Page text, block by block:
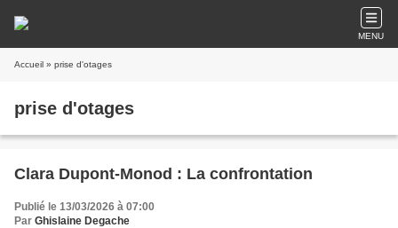
MENU
Accueil » prise d'otages
prise d'otages
Clara Dupont-Monod : La confrontation
Publié le 13/03/2026 à 07:00
Par Ghislaine Degache